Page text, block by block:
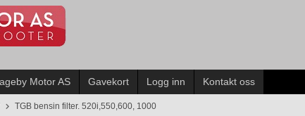
Motor AS Gavekort Logg inn Kontakt oss
TGB bensin filter. 520i,550,600, 1000